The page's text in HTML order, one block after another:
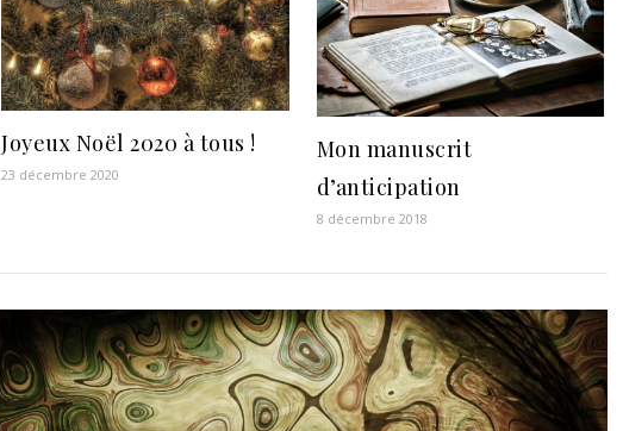
Joyeux Noël 2020 à tous !
23 décembre 2020
Mon manuscrit
d’anticipation
8 décembre 2018